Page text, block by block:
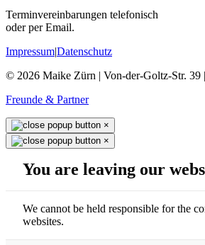
Terminvereinbarungen telefonisch
oder per Email.
Impressum|Datenschutz
© 2026 Maike Zürn | Von-der-Goltz-Str. 39
Freunde & Partner
×
×
You are leaving our
We cannot be held responsible for the
websites.